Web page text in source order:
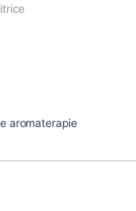
aromaterapie